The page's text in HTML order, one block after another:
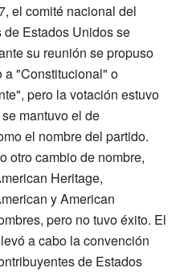
el comité nacional del
Estados Unidos se
su reunión se propuso
a "Constitucional" o
pero la votación estuvo
mantuvo el de
el nombre del partido.
otro cambio de nombre,
Heritage,
y American
pero no tuvo éxito. El
a cabo la convención
de Estados